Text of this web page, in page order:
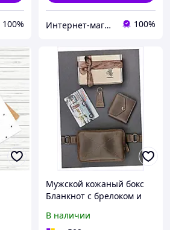
100% Интернет-магазин "LuckyCase" 100%
Мужской кожаный бокс
Бланкнот с брелоком и
открыткой 35CM5904
В наличии